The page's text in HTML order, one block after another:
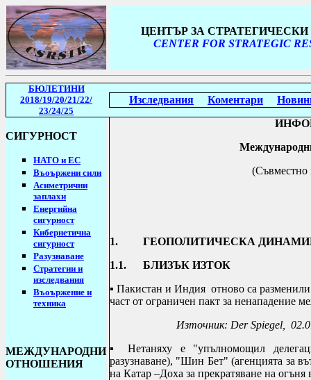
ЦЕНТЪР ЗА
CENTER FOR STRATEGIC
БЮЛЕТИНИ
2018/19/20/21/22/
23/24/25
Изследвания Коментари
СИГУРНОСТ
НАТО и ЕС
Въоържени сили
Асиметрични
заплахи
Енергийна
сигурност
Кибернетична
сигурност
Разузнаване
Стратегии и
изследвания
Въоържение и
техника
МЕЖДУНАРОДНИ
ОТНОШЕНИЯ
(Съвместно
1. ГЕОПОЛИТИЧЕСКА
1.1. БЛИЗЪК ИЗТОК
▪ Пакистан и Индия отново са
част от ограничен пакт за ненападение
Източник: Der Spiegel,
▪ Нетаняху е "упълномощил
разузнаване), "Шин Бет" (агенцията за
на Катар –Доха за прекратяване на огъня